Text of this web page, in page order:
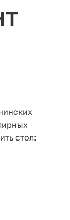
стол: